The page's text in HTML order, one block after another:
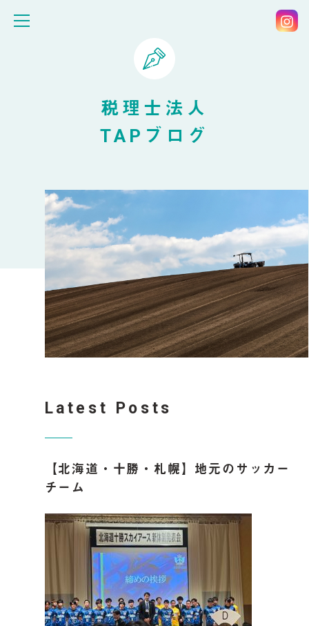
税理士法人
TAPブログ
Latest Posts
【北海道・十勝・札幌】地元のサッカー
チーム